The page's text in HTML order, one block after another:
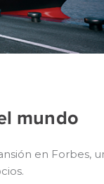
mundo
en Forbes,